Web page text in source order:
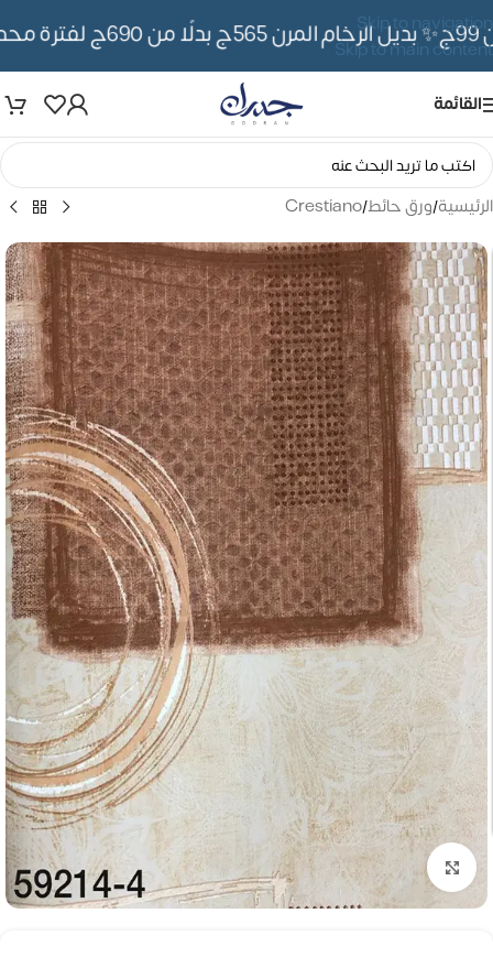
Skip to navigation
Skip to main content
✨ بديل الرخام المرن 565ج بدلًا من 690ج لفترة محدوده
القائمة
الرئيسية/ورق حائط/
Crestiano
تكبير الصورة